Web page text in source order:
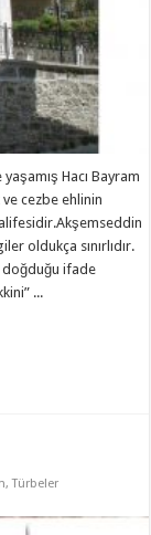
Hacı Bayram
cezbe ehlinin
oldukça sınır­lıdır.
doğduğu ifade
...
,Türbeler